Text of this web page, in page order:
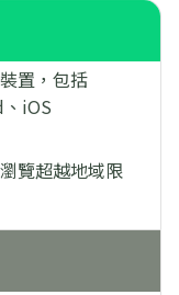
置，包括
iOS
覽超越地域限